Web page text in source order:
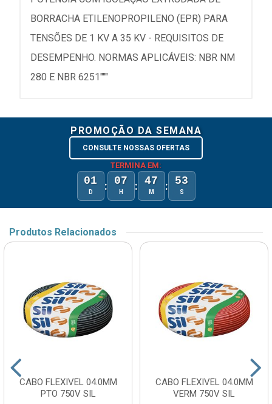
BORRACHA ETILENOPROPILENO (EPR) PARA
TENSÕES DE 1 KV A 35 KV - REQUISITOS DE
DESEMPENHO. NORMAS APLICÁVEIS: NBR NM
280 E NBR 6251"""
PROMOÇÃO DA SEMANA
CONSULTE NOSSAS OFERTAS
TERMINA EM:
01
D : 07
H : 47
M : 53
S
Produtos Relacionados
CABO FLEXIVEL 04.0MM
PTO 750V SIL
CABO FLEXIVEL 04.0MM
VERM 750V SIL